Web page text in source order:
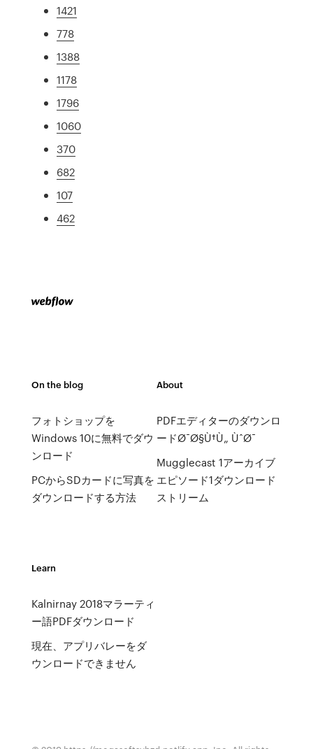
1421
778
1388
1178
1796
1060
370
682
107
462
On the blog
フォトショップを
Windows 10に無料でダウ
ンロード
PCからSDカードに写真を
ダウンロードする方法
About
PDFエディターのダウンロ
ードØ¯Ø§Ù†Ù„ ÙˆØ¯
Mugglecast 1アーカイブ
エピソード1ダウンロード
ストリーム
Learn
Kalnirnay 2018マラーティ
ー語PDFダウンロード
現在、アプリバレーをダ
ウンロードできません